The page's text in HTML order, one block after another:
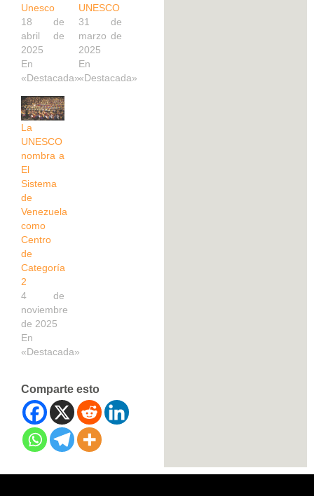
Unesco
18 de
abril de
2025
En
«Destacada»
UNESCO
31 de
marzo de
2025
En
«Destacada»
La
UNESCO
nombra a
El
Sistema
de
Venezuela
como
Centro
de
Categoría
2
4 de
noviembre
de 2025
En
«Destacada»
Comparte esto